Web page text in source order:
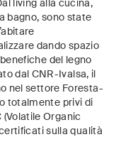
living alla cucina,
bagno, sono state
dando spazio
del legno
dal CNR-Ivalsa, il
nel settore Foresta-
totalmente privi di
Organic
sulla qualità